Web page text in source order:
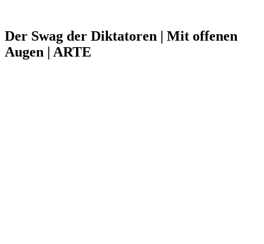
Der Swag der Diktatoren | Mit offenen
Augen | ARTE